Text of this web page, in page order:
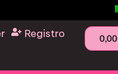
Registro 0,00